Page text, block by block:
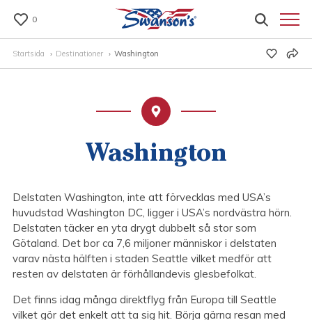
0
Startsida Destinationer Washington
Washington
Delstaten Washington, inte att förvecklas med USA’s
huvudstad Washington DC, ligger i USA’s nordvästra hörn.
Delstaten täcker en yta drygt dubbelt så stor som
Götaland. Det bor ca 7,6 miljoner människor i delstaten
varav nästa hälften i staden Seattle vilket medför att
resten av delstaten är förhållandevis glesbefolkat.
Det finns idag många direktflyg från Europa till Seattle
vilket gör det enkelt att ta sig hit. Börja gärna resan med